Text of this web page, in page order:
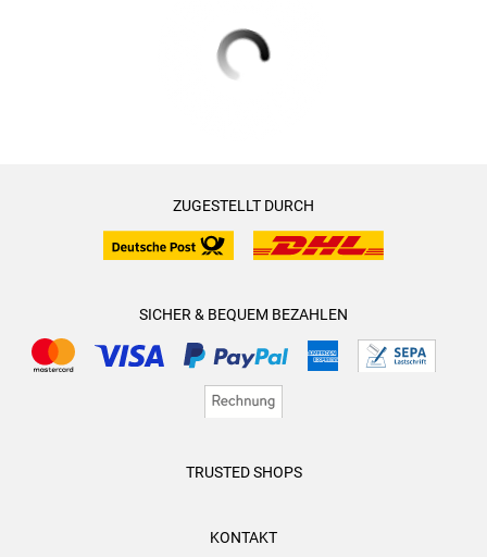
ZUGESTELLT DURCH
SICHER & BEQUEM BEZAHLEN
TRUSTED SHOPS
KONTAKT